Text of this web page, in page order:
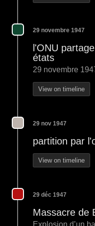
29 novembre 1947
l'ONU
états
29 novembre
View on timeline
29 nov 1947
partition par
View on timeline
29 déc 1947
Massacre de
Explosion d’un